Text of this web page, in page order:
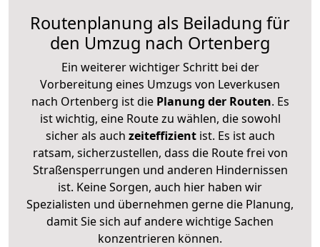
Routenplanung als Beiladung für
den Umzug nach Ortenberg
Ein weiterer wichtiger Schritt bei der
Vorbereitung eines Umzugs von Leverkusen
nach Ortenberg ist diePlanung der Routen. Es
ist wichtig, eine Route zu wählen, die sowohl
sicher als auch zeiteffizientist. Es ist auch
ratsam, sicherzustellen, dass die Route frei von
Straßensperrungen und anderen Hindernissen
ist. Keine Sorgen, auch hier haben wir
Spezialisten und übernehmen gerne die Planung,
damit Sie sich auf andere wichtige Sachen
konzentrieren können.